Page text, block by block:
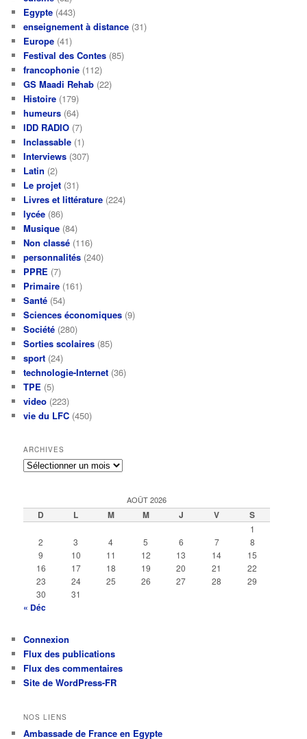
Egypte (443)
enseignement à distance (31)
Europe (41)
Festival des Contes (85)
francophonie (112)
GS Maadi Rehab (22)
Histoire (179)
humeurs (64)
IDD RADIO (7)
Inclassable (1)
Interviews (307)
Latin (2)
Le projet (31)
Livres et littérature (224)
lycée (86)
Musique (84)
Non classé (116)
personnalités (240)
PPRE (7)
Primaire (161)
Santé (54)
Sciences économiques (9)
Société (280)
Sorties scolaires (85)
sport (24)
technologie-Internet (36)
TPE (5)
video (223)
vie du LFC (450)
ARCHIVES
Archives
AOÛT 2026
D L M M J V S
1
2
3 4 5 6 7
8
9
10 11 12 13 14
15
16
17 18 19 20 21
22
23
24 25 26 27 28
29
30
31
« Déc
Connexion
Flux des publications
Flux des commentaires
Site de WordPress-FR
NOS LIENS
Ambassade de France en Egypte